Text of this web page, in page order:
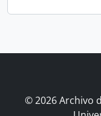
© 2026 Archivo